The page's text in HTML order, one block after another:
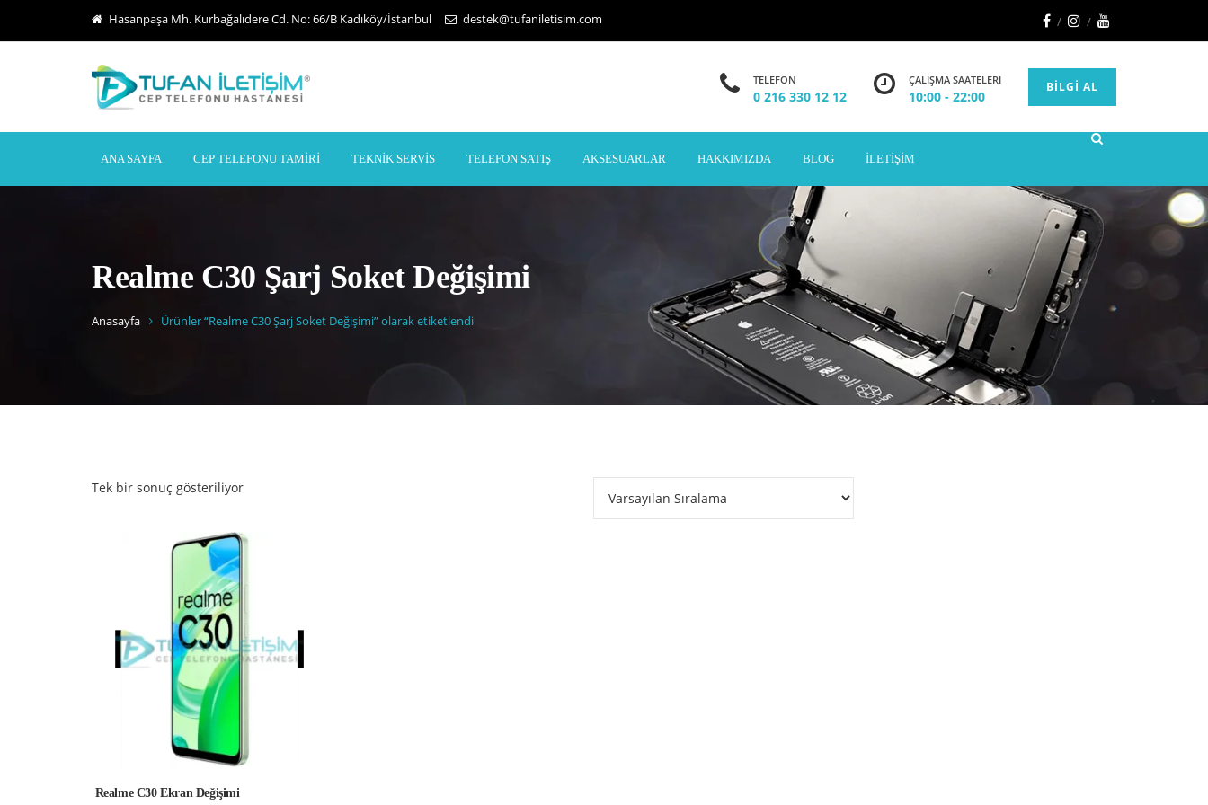
Hasanpaşa Mh. Kurbağalıdere Cd. No: 66/B Kadıköy/İstanbul destek@tufaniletisim.com
TELEFON
0 216 330 12 12
ÇALIŞMA SAATELERI
10:00 - 22:00
BILGI AL
ANA SAYFA CEP TELEFONU TAMIRI TEKNIK SERVIS TELEFON SATIŞ AKSESUARLAR HAKKIMIZDA BLOG İLETIŞIM
Realme C30 Şarj Soket Değişimi
Anasayfa Ürünler “Realme C30 Şarj Soket Değişimi” olarak etiketlendi
Tek bir sonuç gösteriliyor
Realme C30 Ekran Değişimi